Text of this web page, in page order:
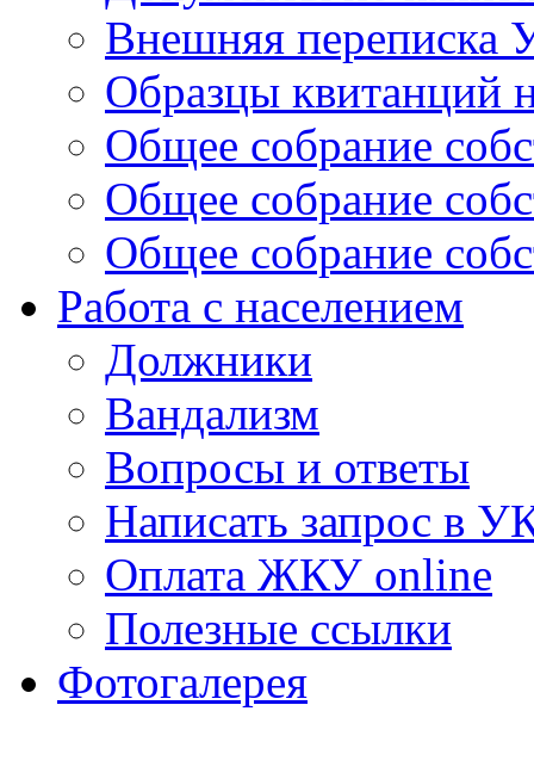
Внешняя переписка
Образцы квитанций
Общее собрание
Общее собрание
Общее собрание
Работа с населением
Должники
Вандализм
Вопросы и ответы
Написать запрос в
Оплата ЖКУ online
Полезные ссылки
Фотогалерея